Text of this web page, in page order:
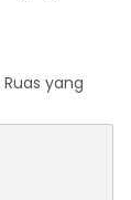
Ruas yang